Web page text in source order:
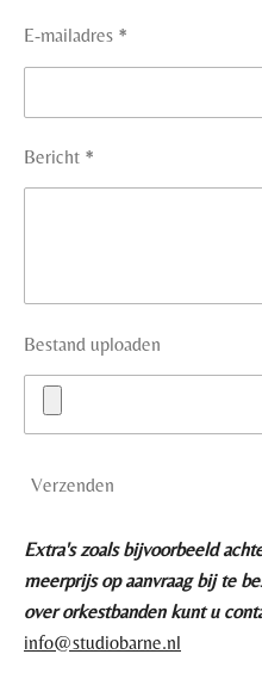
E-mailadres *
Bericht *
Bestand uploaden
Verzenden
Extra's zoals bijvoorbeeld
meerprijs op aanvraag bij te
over orkestbanden kunt u
info@studiobarne.nl